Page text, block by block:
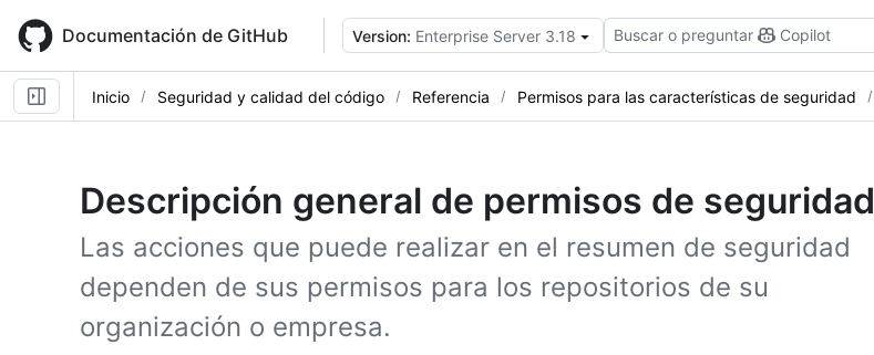
main
content
Documentación de GitHub Version: Enterprise Server 3.18 Buscar o preguntar Copilot
Inicio Seguridad y calidad del código Referencia Permisos para las características de seguridad
Descripción general de permisos de seguridad
Las acciones que puede realizar en el resumen de seguridad
dependen de sus permisos para los repositorios de su
organización o empresa.